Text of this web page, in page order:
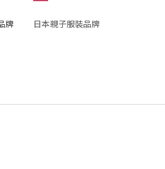
牌 日本親子服裝品牌